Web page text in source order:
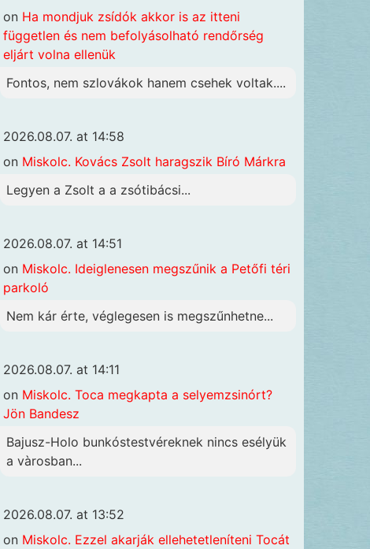
on Ha mondjuk zsídók akkor is az itteni
független és nem befolyásolható rendőrség
eljárt volna ellenük
Fontos, nem szlovákok hanem csehek voltak....
2026.08.07. at 14:58
on Miskolc. Kovács Zsolt haragszik Bíró Márkra
Legyen a Zsolt a a zsótibácsi...
2026.08.07. at 14:51
on Miskolc. Ideiglenesen megszűnik a Petőfi téri
parkoló
Nem kár érte, véglegesen is megszűnhetne...
2026.08.07. at 14:11
on Miskolc. Toca megkapta a selyemzsinórt?
Jön Bandesz
Bajusz-Holo bunkóstestvéreknek nincs esélyük
a vàrosban...
2026.08.07. at 13:52
on Miskolc. Ezzel akarják ellehetetleníteni Tocát